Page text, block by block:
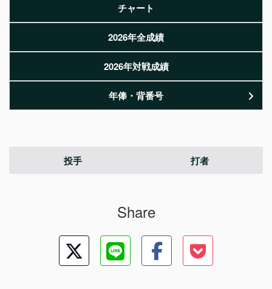
チャート
2026年全成績
2026年対戦成績
年俸・背番号
投手 打者
Share